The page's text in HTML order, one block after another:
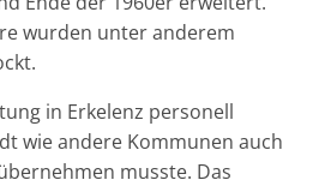
wurden unter anderem
in Erkelenz personell
wie andere Kommunen auch
musste. Das